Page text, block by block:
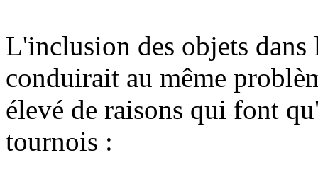
L'inclusion des objets dans
conduirait au même
élevé de raisons qui font
tournois :